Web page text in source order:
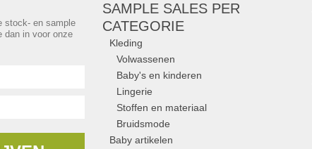
stock- en sample
dan in voor onze
SAMPLE SALES PER
CATEGORIE
Kleding
Volwassenen
Baby's en kinderen
Lingerie
Stoffen en materiaal
Bruidsmode
Baby artikelen